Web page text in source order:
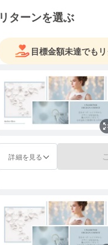
の、販売、お修理、加工(リ
リール(rire)とは、フラン
女性でいることに喜びを感
多くの方が笑顔になれるよ
アクセサリーのゆらめく
めき.*･ﾟ のエッセンスを
との一途な想いと、丹精を
一点一点、本物のパーツを
当店アトリエリールは、
に大事にしており、
ご購入いただいたアクセ
楽しみいただきたい、との
が一のお修理や、カスタマ
リターンを選ぶ
目標金額未達でも
詳細を見る